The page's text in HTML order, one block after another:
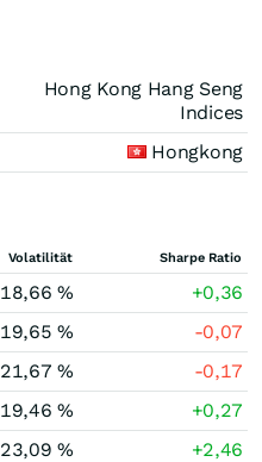
Hong Kong Hang Seng
Indices
Hongkong
Volatilität Sharpe Ratio
18,66 %
+0,36
19,65 %
-0,07
21,67 %
-0,17
19,46 %
+0,27
23,09 %
+2,46